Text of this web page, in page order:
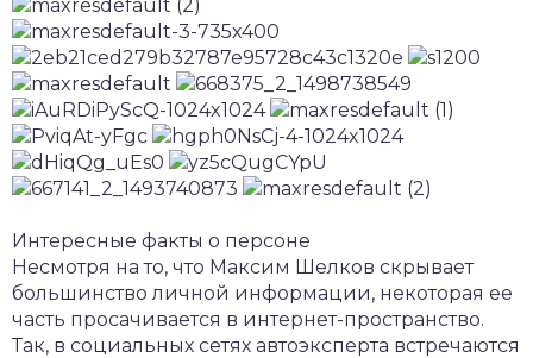
Интересные факты о персоне
Несмотря на то, что Максим Шелков скрывает
большинство личной информации, некоторая ее
часть просачивается в интернет-пространство.
Так, в социальных сетях автоэксперта встречаются